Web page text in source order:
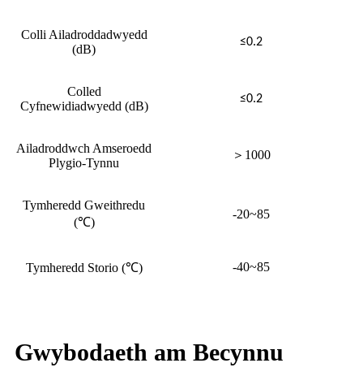
Colli Ailadroddadwyedd
(dB)
≤0.2
Colled
Cyfnewidiadwyedd (dB)
≤0.2
Ailadroddwch Amseroedd
Plygio-Tynnu
＞ 1000
Tymheredd Gweithredu
(℃)
-20~85
Tymheredd Storio (℃) -40~85
Gwybodaeth am Becynnu